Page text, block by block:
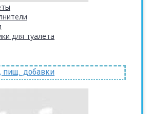
для туалета
пищ. добавки